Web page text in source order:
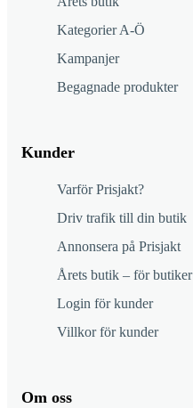
Kategorier A-Ö
Kampanjer
Begagnade produkter
Kunder
Varför Prisjakt?
Driv trafik till din butik
Annonsera på Prisjakt
Årets butik – för butiker
Login för kunder
Villkor för kunder
Om oss